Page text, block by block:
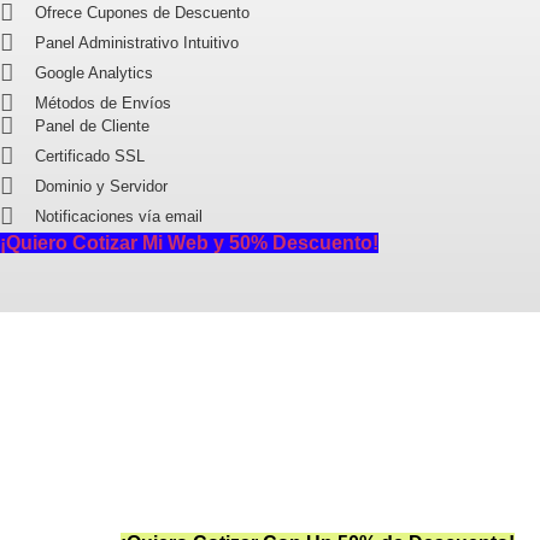
Ofrece Cupones de Descuento
Panel Administrativo Intuitivo
Google Analytics
Métodos de Envíos
Panel de Cliente
Certificado SSL
Dominio y Servidor
Notificaciones vía email
¡Quiero Cotizar Mi Web y 50% Descuento!